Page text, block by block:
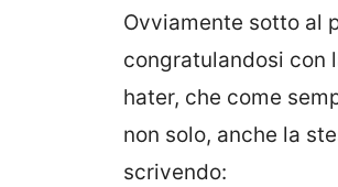
Ovviamente sotto al
congratulandosi con
hater, che come
non solo, anche la
scrivendo: